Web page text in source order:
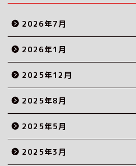
2026年7月
2026年1月
2025年12月
2025年8月
2025年5月
2025年3月